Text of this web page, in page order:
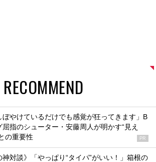
RECOMMEND
ぼやけているだけでも感覚が狂ってきます」B
屈指のシューター・安藤周人が明かす“見え
の重要性
PR
神対談》「やっぱり“タイパ”がいい！」箱根の